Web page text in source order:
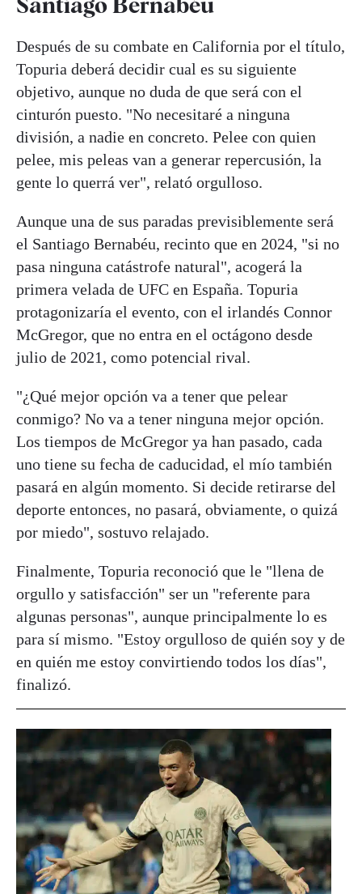
Después de su combate en California por el título,
Topuria deberá decidir cual es su siguiente
objetivo, aunque no duda de que será con el
cinturón puesto. "No necesitaré a ninguna
división, a nadie en concreto. Pelee con quien
pelee, mis peleas van a generar repercusión, la
gente lo querrá ver", relató orgulloso.
Aunque una de sus paradas previsiblemente será
el Santiago Bernabéu, recinto que en 2024, "si no
pasa ninguna catástrofe natural", acogerá la
primera velada de UFC en España. Topuria
protagonizaría el evento, con el irlandés Connor
McGregor, que no entra en el octágono desde
julio de 2021, como potencial rival.
"¿Qué mejor opción va a tener que pelear
conmigo? No va a tener ninguna mejor opción.
Los tiempos de McGregor ya han pasado, cada
uno tiene su fecha de caducidad, el mío también
pasará en algún momento. Si decide retirarse del
deporte entonces, no pasará, obviamente, o quizá
por miedo", sostuvo relajado.
Finalmente, Topuria reconoció que le "llena de
orgullo y satisfacción" ser un "referente para
algunas personas", aunque principalmente lo es
para sí mismo. "Estoy orgulloso de quién soy y de
en quién me estoy convirtiendo todos los días",
finalizó.